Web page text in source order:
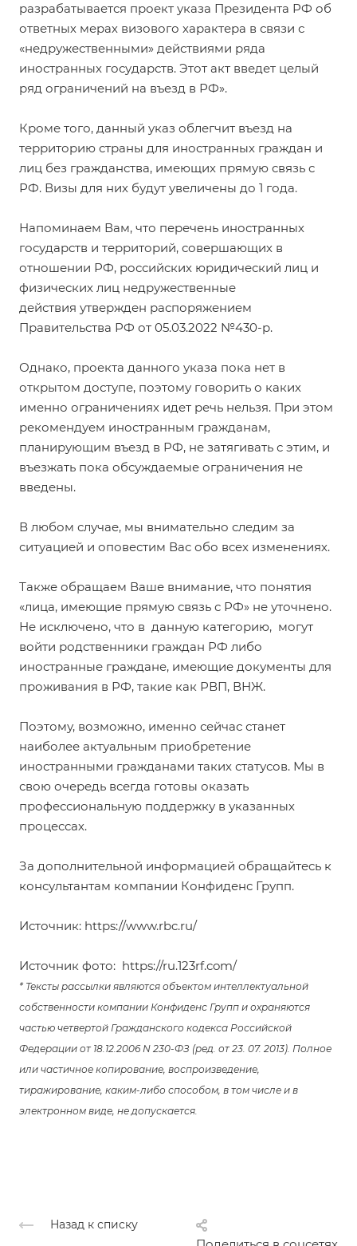
разрабатывается проект указа Президента РФ об
ответных мерах визового характера в связи с
«недружественными» действиями ряда
иностранных государств. Этот акт введет целый
ряд ограничений на въезд в РФ».
Кроме того, данный указ облегчит въезд на
территорию страны для иностранных граждан и
лиц без гражданства, имеющих прямую связь с
РФ. Визы для них будут увеличены до 1 года.
Напоминаем Вам, что перечень иностранных
государств и территорий, совершающих в
отношении РФ, российских юридический лиц и
физических лиц недружественные
действия утвержден распоряжением
Правительства РФ от 05.03.2022 №430-р.
Однако, проекта данного указа пока нет в
открытом доступе, поэтому говорить о каких
именно ограничениях идет речь нельзя. При этом
рекомендуем иностранным гражданам,
планирующим въезд в РФ, не затягивать с этим, и
въезжать пока обсуждаемые ограничения не
введены.
В любом случае, мы внимательно следим за
ситуацией и оповестим Вас обо всех изменениях.
Также обращаем Ваше внимание, что понятия
«лица, имеющие прямую связь с РФ» не уточнено.
Не исключено, что в данную категорию, могут
войти родственники граждан РФ либо
иностранные граждане, имеющие документы для
проживания в РФ, такие как РВП, ВНЖ.
Поэтому, возможно, именно сейчас станет
наиболее актуальным приобретение
иностранными гражданами таких статусов. Мы в
свою очередь всегда готовы оказать
профессиональную поддержку в указанных
процессах.
За дополнительной информацией обращайтесь к
консультантам компании Конфиденс Групп.
Источник: https://www.rbc.ru/
Источник фото: https://ru.123rf.com/
* Тексты рассылки являются объектом интеллектуальной
собственности компании Конфиденс Групп и охраняются
частью четвертой Гражданского кодекса Российской
Федерации от 18.12.2006 N 230-ФЗ (ред. от 23. 07. 2013). Полное
или частичное копирование, воспроизведение,
тиражирование, каким-либо способом, в том числе и в
электронном виде, не допускается.
Назад к списку